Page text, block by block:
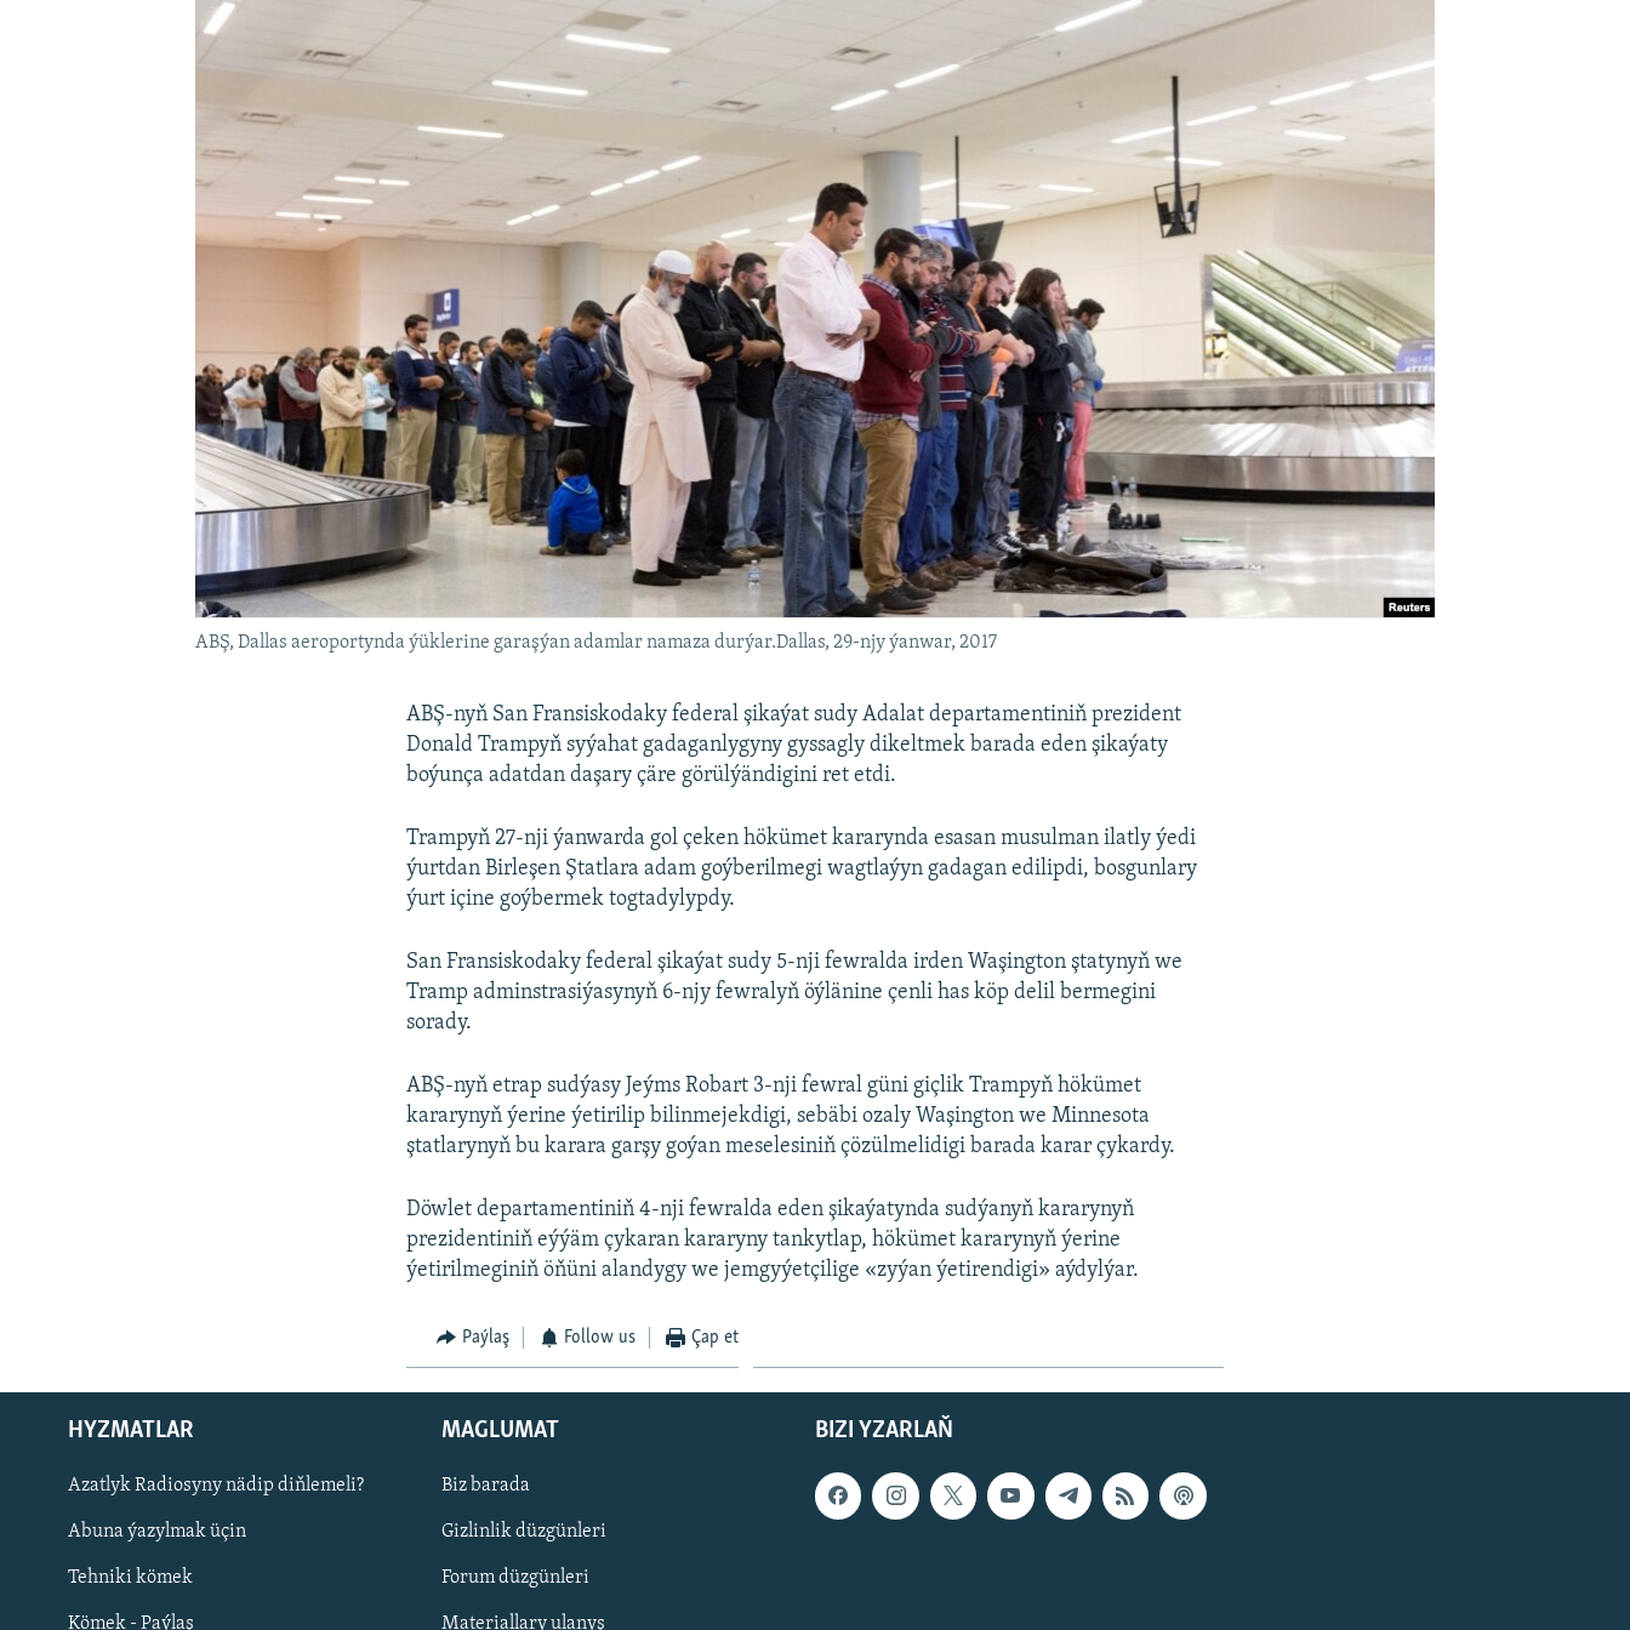
Русский
BIZI YZARLAŇ
ABŞ, Dallas aeroportynda ýüklerine garaşýan adamlar namaza durýar.Dallas, 29-njy ýanwar, 2017
ABŞ-nyň San Fransiskodaky federal şikaýat sudy Adalat departamentiniň prezident
Donald Trampyň syýahat gadaganlygyny gyssagly dikeltmek barada eden şikaýaty
boýunça adatdan daşary çäre görülýändigini ret etdi.
Trampyň 27-nji ýanwarda gol çeken hökümet kararynda esasan musulman ilatly ýedi
ýurtdan Birleşen Ştatlara adam goýberilmegi wagtlaýyn gadagan edilipdi, bosgunlary
ýurt içine goýbermek togtadylypdy.
San Fransiskodaky federal şikaýat sudy 5-nji fewralda irden Waşington ştatynyň we
Tramp adminstrasiýasynyň 6-njy fewralyň öýlänine çenli has köp delil bermegini
sorady.
ABŞ-nyň etrap sudýasy Jeýms Robart 3-nji fewral güni giçlik Trampyň hökümet
kararynyň ýerine ýetirilip bilinmejekdigi, sebäbi ozaly Waşington we Minnesota
ştatlarynyň bu karara garşy goýan meselesiniň çözülmelidigi barada karar çykardy.
Döwlet departamentiniň 4-nji fewralda eden şikaýatynda sudýanyň kararynyň
prezidentiniň eýýäm çykaran kararyny tankytlap, hökümet kararynyň ýerine
ýetirilmeginiň öňüni alandygy we jemgyýetçilige «zyýan ýetirendigi» aýdylýar.
Paýlaş Follow us Çap et
BIZI YZARLAŇ
HYZMATLAR
Azatlyk Radiosyny nädip diňlemeli?
Abuna ýazylmak üçin
Tehniki kömek
Kömek - Paýlaş
MAGLUMAT
Biz barada
Gizlinlik düzgünleri
Forum düzgünleri
Materiallary ulanyş